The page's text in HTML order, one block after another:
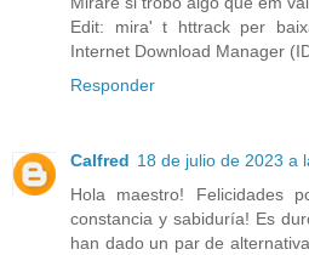
Edit: mira' t httrack per
Internet Download Manager
Responder
Calfred 18 de julio de 2023 a
Hola maestro! Felicidades
constancia y sabiduría! Es
han dado un par de